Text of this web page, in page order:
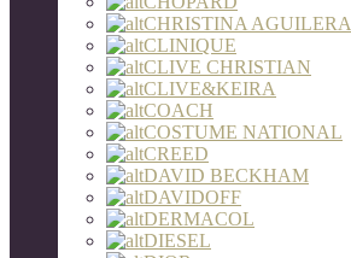
CHRISTINA AGUILERA
CLINIQUE
CLIVE CHRISTIAN
CLIVE&KEIRA
COACH
COSTUME NATIONAL
CREED
DAVID BECKHAM
DAVIDOFF
DERMACOL
DIESEL